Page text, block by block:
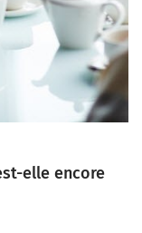
elle encore